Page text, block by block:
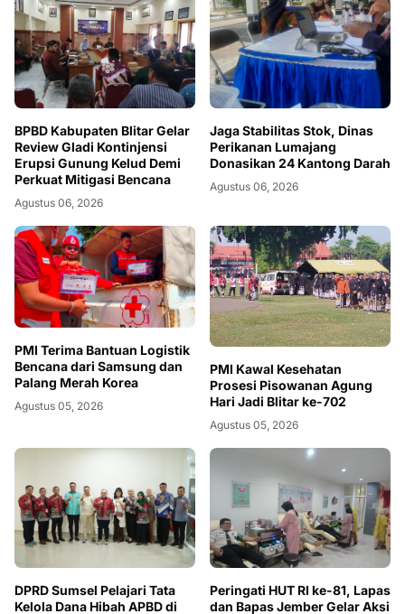
BPBD Kabupaten Blitar Gelar
Review Gladi Kontinjensi
Erupsi Gunung Kelud Demi
Perkuat Mitigasi Bencana
Agustus 06, 2026
Jaga Stabilitas Stok, Dinas
Perikanan Lumajang
Donasikan 24 Kantong Darah
Agustus 06, 2026
PMI Terima Bantuan Logistik
Bencana dari Samsung dan
Palang Merah Korea
Agustus 05, 2026
PMI Kawal Kesehatan
Prosesi Pisowanan Agung
Hari Jadi Blitar ke-702
Agustus 05, 2026
DPRD Sumsel Pelajari Tata
Kelola Dana Hibah APBD di
Peringati HUT RI ke-81, Lapas
dan Bapas Jember Gelar Aksi